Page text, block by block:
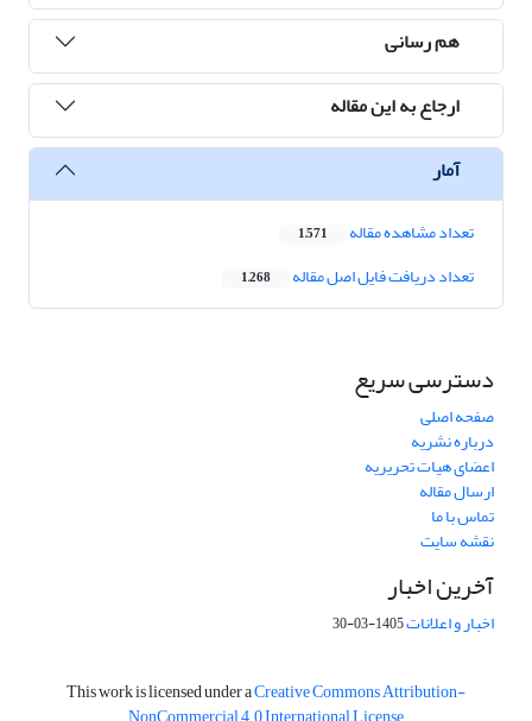
هم رسانی
ارجاع به این مقاله
آمار
تعداد مشاهده مقاله 1,571
تعداد دریافت فایل اصل مقاله 1,268
دسترسی سریع
صفحه اصلی
درباره نشریه
اعضای هیات تحریریه
ارسال مقاله
تماس با ما
نقشه سایت
آخرین اخبار
اخبار و اعلانات1405-03-30
This work is licensed under aCreative Commons Attribution-